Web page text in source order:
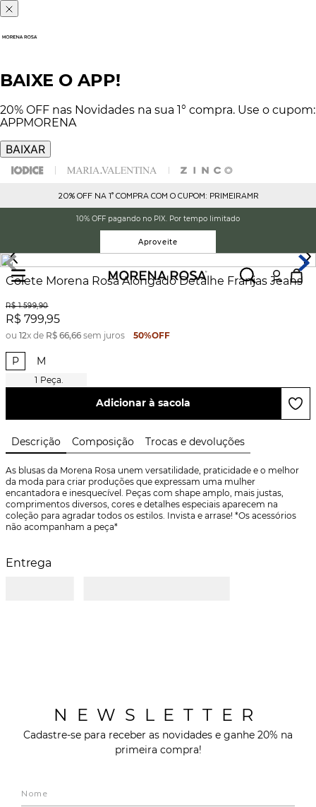
BAIXE O APP!
20% OFF nas Novidades na sua 1° compra. Use o cupom:
APPMORENA
BAIXAR
20% OFF NA 1° COMPRA COM O CUPOM: PRIMEIRAMR
10% OFF pagando no PIX. Por tempo limitado
Aproveite
Colete Morena Rosa Alongado Detalhe Franjas Jeans
R$ 1.599,90
R$ 799,95
ou 12x de R$ 66,66 sem juros 50%OFF
P M
1 Peça.
Adicionar à sacola
Descrição Composição Trocas e devoluções
As blusas da Morena Rosa unem versatilidade, praticidade e o melhor
da moda para criar produções que expressam uma mulher
encantadora e inesquecível. Peças com shape amplo, mais justas,
comprimentos diversos, cores e detalhes especiais aparecem na
coleção para agradar todos os estilos. Invista e arrase! *Os acessórios
não acompanham a peça*
Entrega
NEWSLETTER
Cadastre-se para receber as novidades e ganhe 20% na
primeira compra!